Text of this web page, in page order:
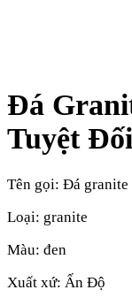
Đá
Tuyệt Đối
Tên gọi: Đá granite
Loại: granite
Màu: đen
Xuất xứ: Ấn Độ